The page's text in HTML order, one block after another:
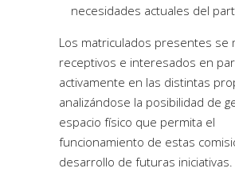
necesidades actuales del
Los matriculados presentes se
receptivos e interesados en
activamente en las distintas
analizándose la posibilidad de
espacio físico que permita el
funcionamiento de estas
desarrollo de futuras iniciativas.